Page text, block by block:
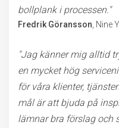
bollplank i processen."
Fredrik Göransson , Nine
"Jag känner mig alltid
en mycket hög
för våra klienter,
mål är att bjuda på
lämnar bra förslag och